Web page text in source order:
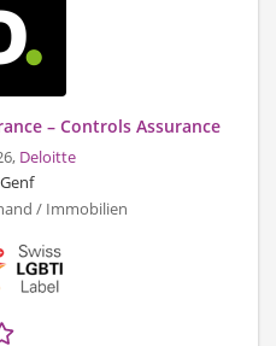
– Controls Assurance
Deloitte
Genf
/ Immobilien